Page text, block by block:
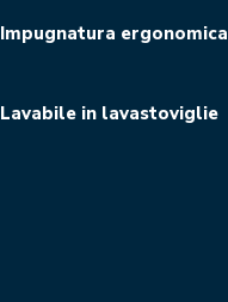
Impugnatura ergonomica
Lavabile in lavastoviglie